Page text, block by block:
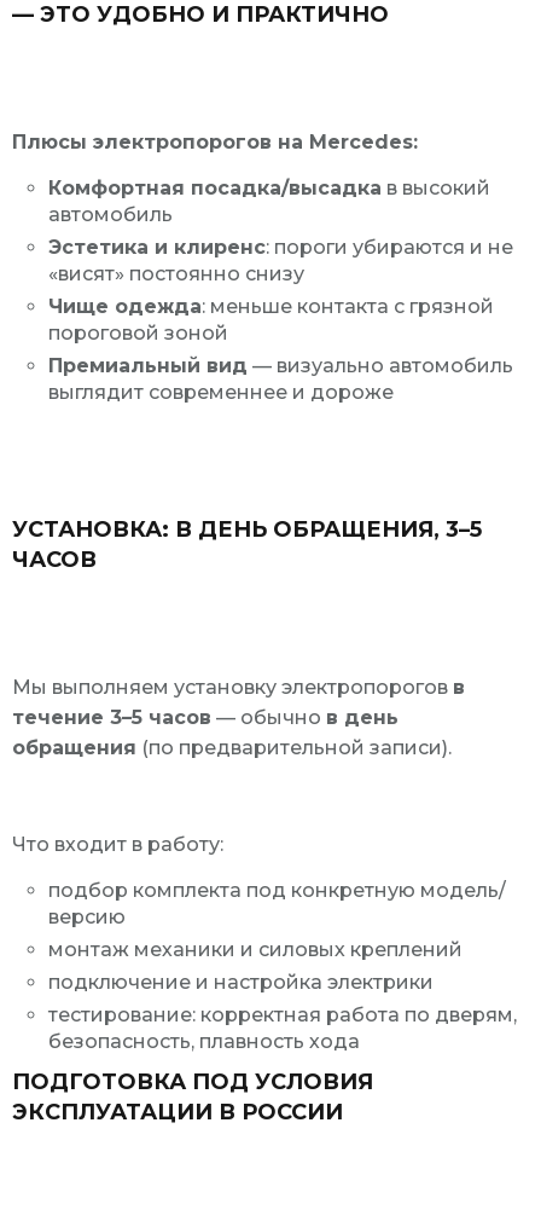
— ЭТО УДОБНО И ПРАКТИЧНО
Плюсы электропорогов на Mercedes:
Комфортная посадка/высадка в высокий
автомобиль
Эстетика и клиренс: пороги убираются и не
«висят» постоянно снизу
Чище одежда: меньше контакта с грязной
пороговой зоной
Премиальный вид — визуально автомобиль
выглядит современнее и дороже
УСТАНОВКА: В ДЕНЬ ОБРАЩЕНИЯ, 3–5
ЧАСОВ
Мы выполняем установку электропорогов в
течение 3–5 часов — обычно в день
обращения (по предварительной записи).
Что входит в работу:
подбор комплекта под конкретную модель/
версию
монтаж механики и силовых креплений
подключение и настройка электрики
тестирование: корректная работа по дверям,
безопасность, плавность хода
ПОДГОТОВКА ПОД УСЛОВИЯ
ЭКСПЛУАТАЦИИ В РОССИИ